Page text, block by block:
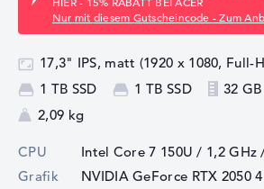
Nur mit diesem Gutscheincode - Zum
17,3" IPS, matt (1920 x 1080, Full-
1 TB SSD
1 TB SSD 32 GB
2,09 kg
CPU Intel Core 7 150U / 1,2 GHz
Grafik
NVIDIA GeForce RTX 20504